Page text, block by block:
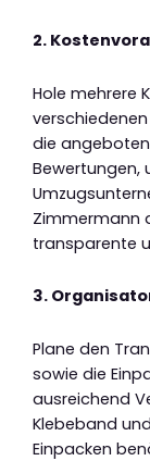
2.
Hole mehrere
die
Bewertungen,
Zimmermann
transparente
3.
Plane den
sowie die
ausreichend
Klebeband
Einpacken